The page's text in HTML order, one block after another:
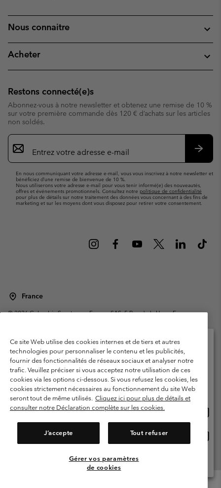
Nous connaitre
Acheter
Restons connecté(e)s
Abonnez-vous à notre newsletter et obtenez une remise de 10 %
sur votre première commande dès 120 € d’achats sur les articles
non soldés.
Inscription
par
e-
En nous communiquant votre adresse e-mail, vous vous inscrivez à notre newsletter et
bénéficiez d’une remise de bienvenue de 10 %.
Nous utiliserons votre adresse e-mail pour vous tenir informé(e) des nouveautés,
offres et événements promotionnels. Consultez notre politique de confidentialité
pour plus de détails sur notre traitement des données vous concernant à des fins de
marketing et sur les moyens dont vous disposez pour retirer votre consentement.
France
©2026Columbia Sportswear Europe SAS. 5 Rue de la Haye, Espace
Garanties Légales
Politique de confidentialité
Conditions d'utilisation - Membres
Conditions D'utilisation - Contenu généré par l'utilisateur
Impressum
Cookies
Public CBCR
Ce site Web utilise des cookies internes et de tiers et autres
technologies pour personnaliser le contenu et les publicités,
fournir des fonctionnalités de réseaux sociaux et analyser notre
trafic. Veuillez préciser si vous acceptez notre utilisation de ces
cookies via les options ci-dessous. Si vous refusez les cookies, les
cookies strictement nécessaires au fonctionnement du site Web
seront tout de même utilisés. Cliquez ici pour plus de détails et
consulter notre Déclaration complète sur les cookies.
J’accepte Tout refuser
Gérer vos paramètres
de cookies
Veuillez sélectionner votre pays d’expédition et
votre langue
Achats en ligne disponibles
United States
ligne
France
Voir Tous Les Pays